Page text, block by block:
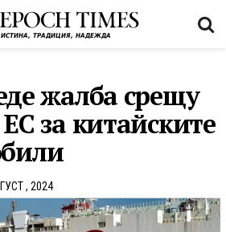
жалба срещу
за китайските
, 2024